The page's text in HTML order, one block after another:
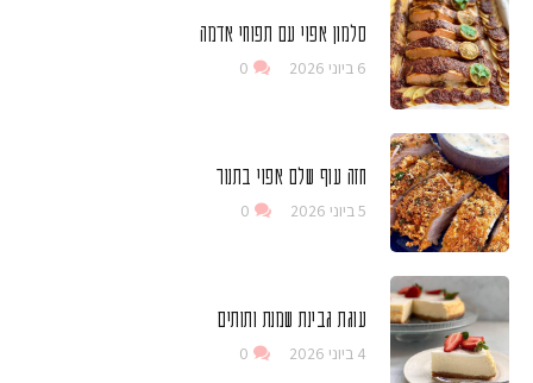
סלמון אפוי עם תפוחי אדמה
6 ביוני 2026 0
חזה עוף שלם אפוי בתנור
5 ביוני 2026 0
עוגת גבינת שמנת ותותים
4 ביוני 2026 0